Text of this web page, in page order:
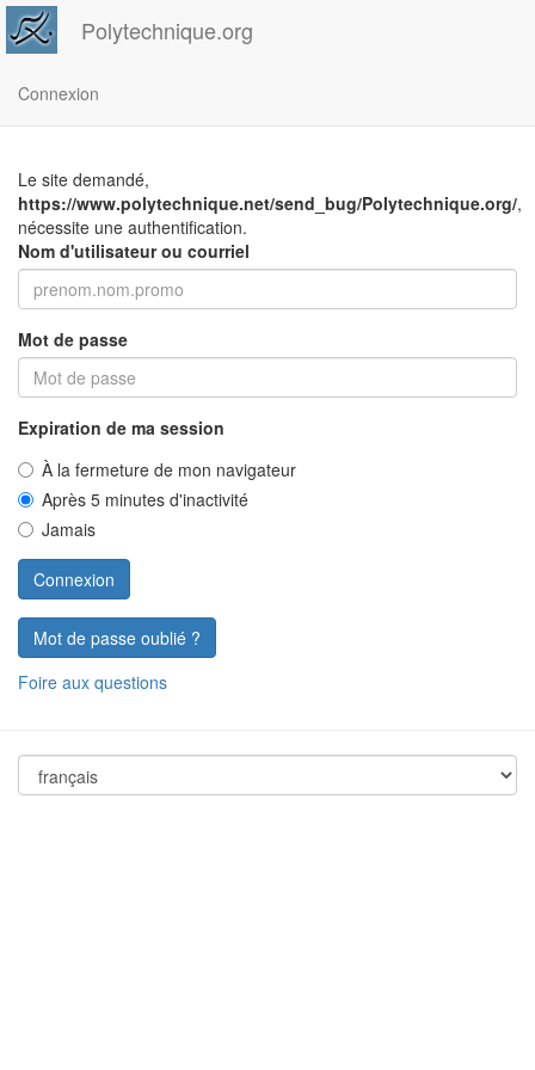
Polytechnique.org
Connexion
Le site demandé,
https://www.polytechnique.net/send_bug/Polytechnique.org/,
nécessite une authentification.
Nom d'utilisateur ou courriel
Mot de passe
Expiration de ma session
À la fermeture de mon navigateur
Après 5 minutes d'inactivité
Jamais
Mot de passe oublié ?
Foire aux questions